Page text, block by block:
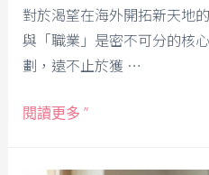
對於渴望在海外開拓新天地
與「職業」是密不可分的核
劃，遠不止於獲 …
閱讀更多 ”